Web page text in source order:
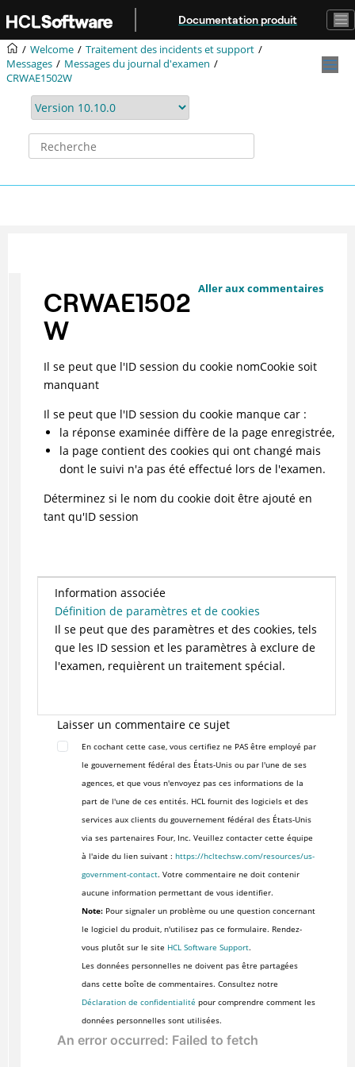
Aller au contenu principal
Documentation produit
Welcome
Traitement des incidents et support
Messages
Messages du journal d'examen
CRWAE1502W
Aller aux commentaires
CRWAE1502
W
Il se peut que l'ID session du cookie nomCookie soit
manquant
Il se peut que l'ID session du cookie manque car :
la réponse examinée diffère de la page enregistrée,
la page contient des cookies qui ont changé mais
dont le suivi n'a pas été effectué lors de l'examen.
Déterminez si le nom du cookie doit être ajouté en
tant qu'ID session
Information associée
Définition de paramètres et de cookies
Il se peut que des paramètres et des cookies, tels
que les ID session et les paramètres à exclure de
l'examen, requièrent un traitement spécial.
Laisser un commentaire ce sujet
En cochant cette case, vous certifiez ne PAS être employé par
le gouvernement fédéral des États-Unis ou par l'une de ses
agences, et que vous n'envoyez pas ces informations de la
part de l'une de ces entités. HCL fournit des logiciels et des
services aux clients du gouvernement fédéral des États-Unis
via ses partenaires Four, Inc. Veuillez contacter cette équipe
à l'aide du lien suivant : https://hcltechsw.com/resources/us-
government-contact. Votre commentaire ne doit contenir
aucune information permettant de vous identifier.
Note:Pour signaler un problème ou une question concernant
le logiciel du produit, n'utilisez pas ce formulaire. Rendez-
vous plutôt sur le site HCL Software Support.
Les données personnelles ne doivent pas être partagées
dans cette boîte de commentaires. Consultez notre
Déclaration de confidentialité pour comprendre comment les
données personnelles sont utilisées.